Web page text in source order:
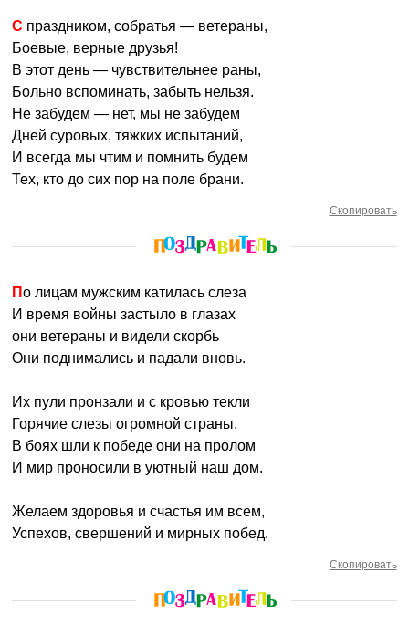
С праздником, собратья — ветераны,
Боевые, верные друзья!
В этот день — чувствительнее раны,
Больно вспоминать, забыть нельзя.
Не забудем — нет, мы не забудем
Дней суровых, тяжких испытаний,
И всегда мы чтим и помнить будем
Тех, кто до сих пор на поле брани.
Скопировать
По лицам мужским катилась слеза
И время войны застыло в глазах
они ветераны и видели скорбь
Они поднимались и падали вновь.
Их пули пронзали и с кровью текли
Горячие слезы огромной страны.
В боях шли к победе они на пролом
И мир проносили в уютный наш дом.
Желаем здоровья и счастья им всем,
Успехов, свершений и мирных побед.
Скопировать